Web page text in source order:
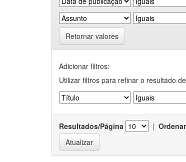
Retornar valores
Adicionar filtros:
Utilizar filtros para refinar o resultado
Resultados/Página |